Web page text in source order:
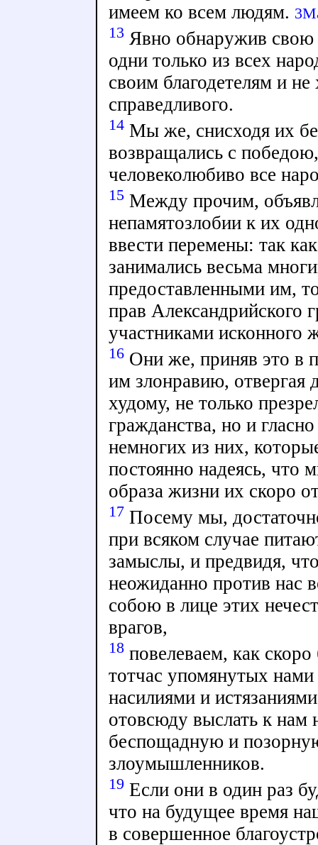
имеем ко всем людям.
13 Явно обнаружив свою
одни только из всех
своим благодетелям и не
справедливого.
14Мы же, снисходя их
возвращались с
человеколюбиво все
15Между прочим,
непамятозлобии к их
ввести перемены: так
занимались весьма
предоставленными им,
прав Александрийского
участниками исконного
16Они же, приняв это в
им злонравию, отвергая
худому, не только
гражданства, но и
немногих из них,
постоянно надеясь, что
образа жизни их скоро
17 Посему мы,
при всяком случае
замыслы, и предвидя,
неожиданно против нас
собою в лице этих
врагов,
18повелеваем, как
тотчас упомянутых
насилиями и
отовсюду выслать к нам
беспощадную и
злоумышленников.
19 Если они в один раз
что на будущее время
в совершенное